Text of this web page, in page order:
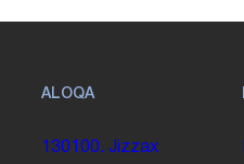
ALOQA
130100. Jizzax